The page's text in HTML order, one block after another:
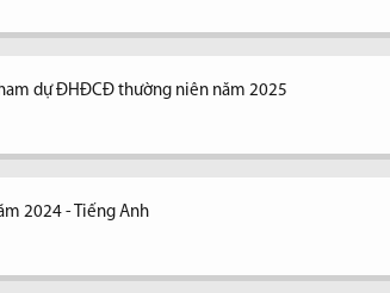
dự ĐHĐCĐ thường niên năm 2025
2024 - Tiếng Anh